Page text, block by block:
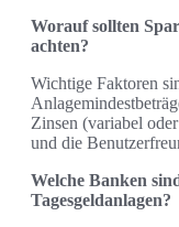
Worauf sollten
achten?
Wichtige Faktoren
Zinsen (variabel
und die
Welche Banken
Tagesgeldanlagen?